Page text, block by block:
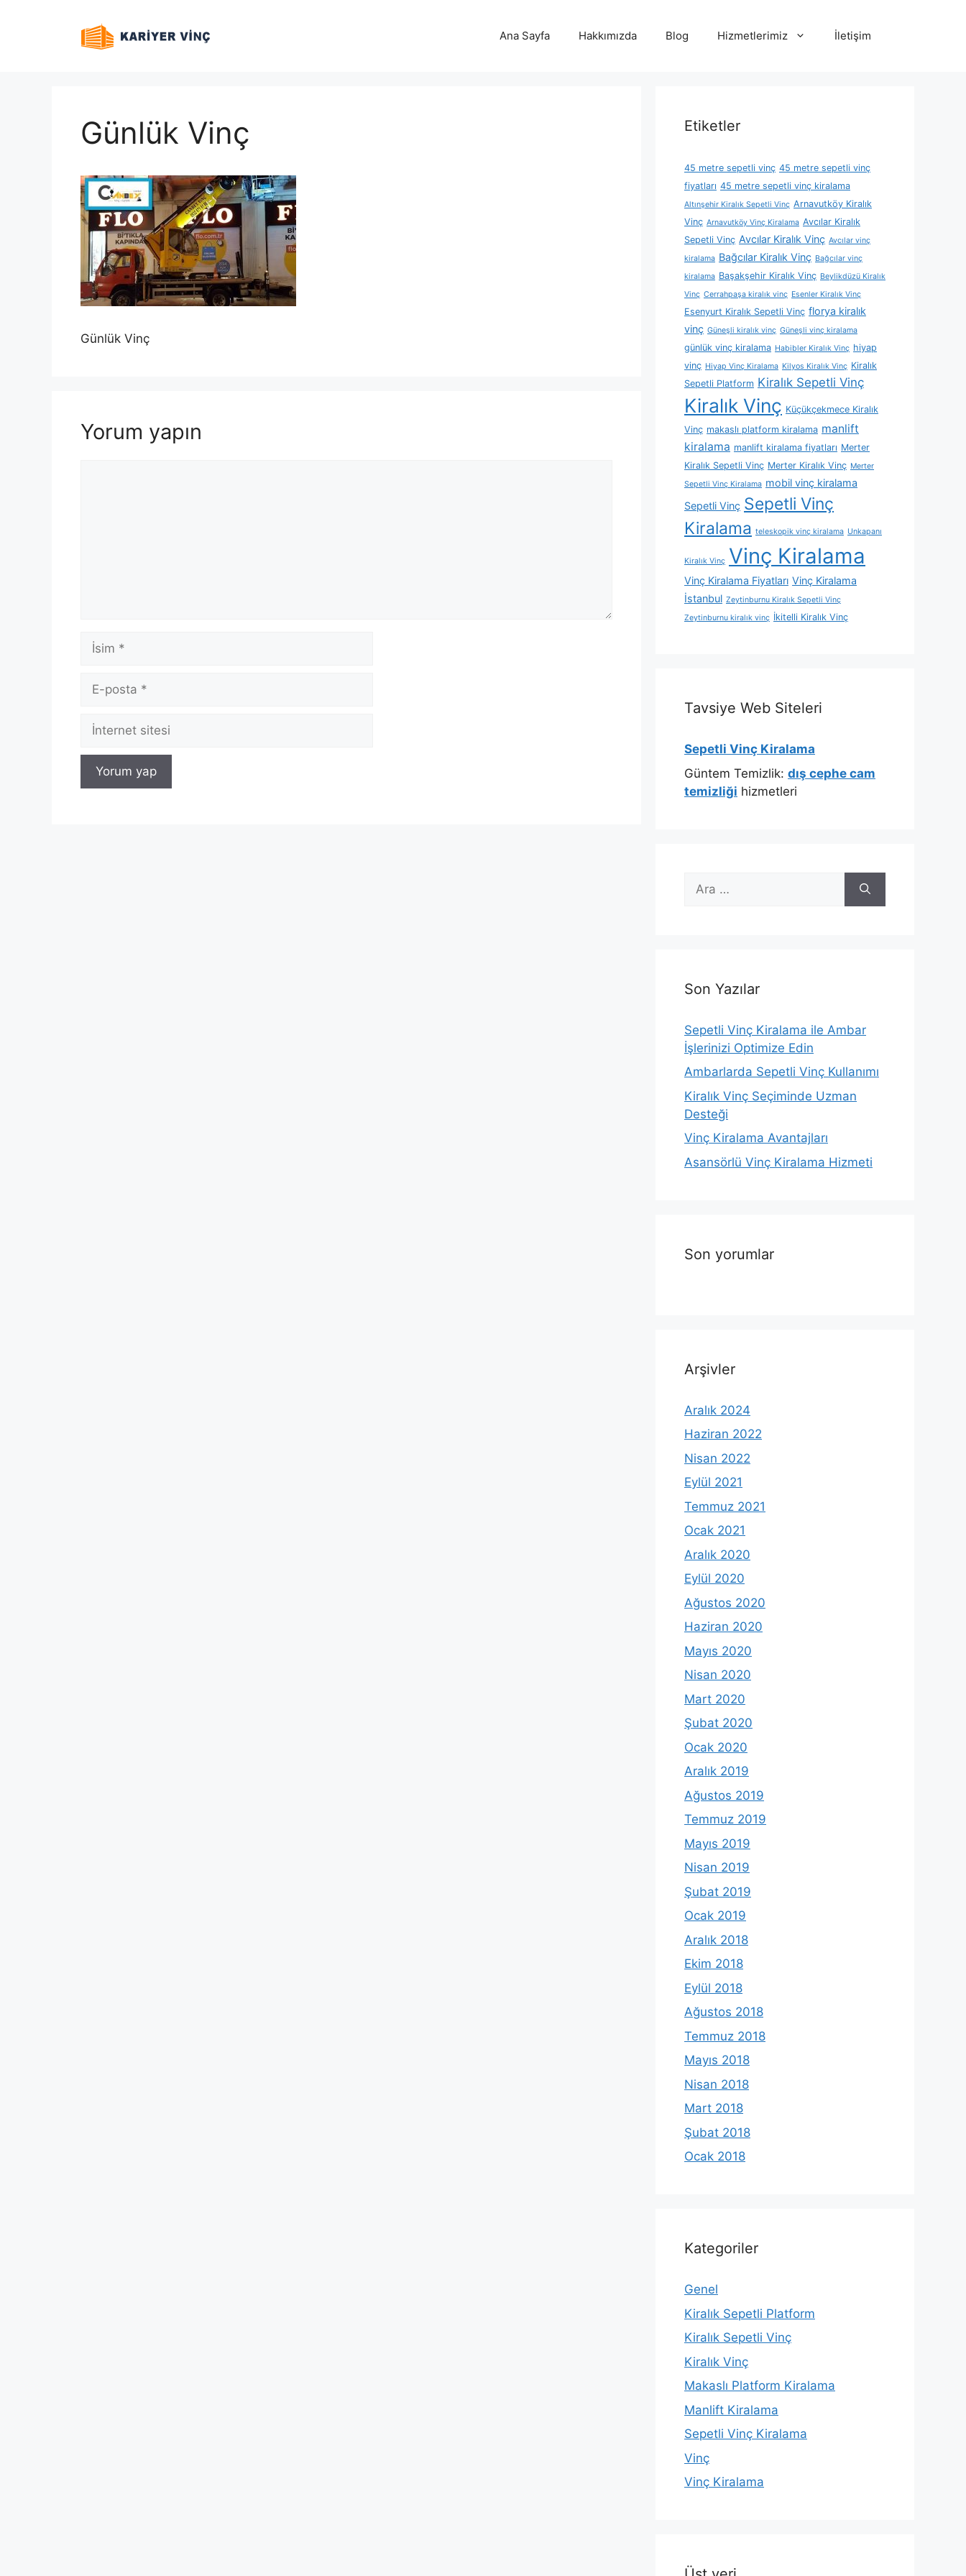
Ana Sayfa Hakkımızda Blog Hizmetlerimiz İletişim
Günlük Vinç
Günlük Vinç
Yorum yapın
İsim
posta
İnternet
sitesi
Etiketler
45 metre sepetli vinç 45 metre sepetli vinç
fiyatları 45 metre sepetli vinç kiralama
Altınşehir Kiralık Sepetli Vinç Arnavutköy Kiralık
Vinç Arnavutköy Vinç Kiralama Avcılar Kiralık
Sepetli Vinç Avcılar Kiralık Vinç Avcılar vinç
kiralama Bağcılar Kiralık Vinç Bağcılar vinç
kiralama Başakşehir Kiralık Vinç Beylikdüzü Kiralık
Vinç Cerrahpaşa kiralık vinç Esenler Kiralık Vinç
Esenyurt Kiralık Sepetli Vinç florya kiralık
vinç Güneşli kiralık vinç Güneşli vinç kiralama
günlük vinç kiralama Habibler Kiralık Vinç hiyap
vinç Hiyap Vinç Kiralama Kilyos Kiralık Vinç Kiralık
Sepetli Platform Kiralık Sepetli Vinç
Kiralık Vinç Küçükçekmece Kiralık
Vinç makaslı platform kiralama manlift
kiralama manlift kiralama fiyatları Merter
Kiralık Sepetli Vinç Merter Kiralık Vinç Merter
Sepetli Vinç Kiralama mobil vinç kiralama
Sepetli Vinç Sepetli Vinç
Kiralama teleskopik vinç kiralama Unkapanı
Kiralık Vinç Vinç Kiralama
Vinç Kiralama Fiyatları Vinç Kiralama
İstanbul Zeytinburnu Kiralık Sepetli Vinç
Zeytinburnu kiralık vinç İkitelli Kiralık Vinç
Tavsiye Web Siteleri
Sepetli Vinç Kiralama
Güntem Temizlik: dış cephe cam
temizliği hizmetleri
ara
Son Yazılar
Sepetli Vinç Kiralama ile Ambar
İşlerinizi Optimize Edin
Ambarlarda Sepetli Vinç Kullanımı
Kiralık Vinç Seçiminde Uzman
Desteği
Vinç Kiralama Avantajları
Asansörlü Vinç Kiralama Hizmeti
Son yorumlar
Arşivler
Aralık 2024
Haziran 2022
Nisan 2022
Eylül 2021
Temmuz 2021
Ocak 2021
Aralık 2020
Eylül 2020
Ağustos 2020
Haziran 2020
Mayıs 2020
Nisan 2020
Mart 2020
Şubat 2020
Ocak 2020
Aralık 2019
Ağustos 2019
Temmuz 2019
Mayıs 2019
Nisan 2019
Şubat 2019
Ocak 2019
Aralık 2018
Ekim 2018
Eylül 2018
Ağustos 2018
Temmuz 2018
Mayıs 2018
Nisan 2018
Mart 2018
Şubat 2018
Ocak 2018
Kategoriler
Genel
Kiralık Sepetli Platform
Kiralık Sepetli Vinç
Kiralık Vinç
Makaslı Platform Kiralama
Manlift Kiralama
Sepetli Vinç Kiralama
Vinç
Vinç Kiralama